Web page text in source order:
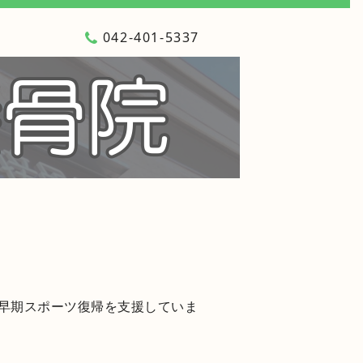
スポーツ復帰を支援していま
042-401-5337